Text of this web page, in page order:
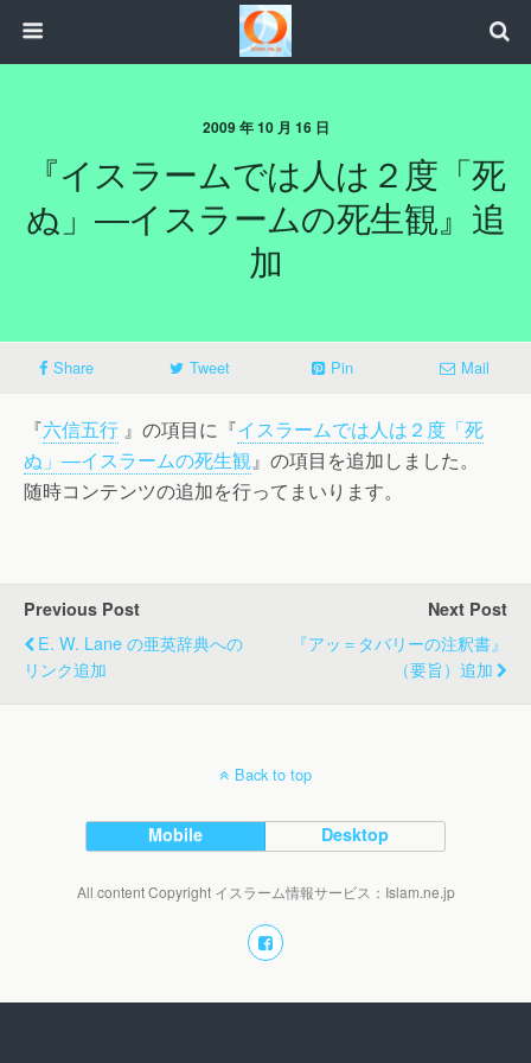
2009 年 10 月 16 日
『イスラームでは人は２度「死
ぬ」―イスラームの死生観』追
加
Share Tweet Pin Mail
『六信五行 』の項目に『イスラームでは人は２度「死
ぬ」―イスラームの死生観』の項目を追加しました。
随時コンテンツの追加を行ってまいります。
Previous Post
E. W. Lane の亜英辞典への
リンク追加
Next Post
『アッ＝タバリーの注釈書』
（要旨）追加
Back to top
Mobile Desktop
All content Copyright イスラーム情報サービス：Islam.ne.jp